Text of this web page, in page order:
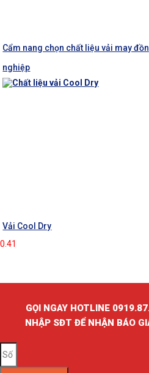
Cẩm nang chọn chất liệu vải may
nghiệp
Vải Cool Dry
GỌI NGAY HOTLINE
NHẬP SĐT ĐỂ NHẬN BÁO